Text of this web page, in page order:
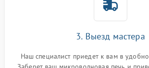
3. Выезд мастера
Наш специалист приедет к вам в